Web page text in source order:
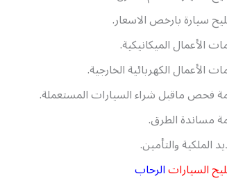
سيارة بارخص الاسعار.
الأعمال الميكانيكية.
الأعمال الكهربائية الخارجية.
فحص ماقبل شراء السيارات المستعملة.
مساندة الطرق.
الملكية والتأمين.
السياراتالرحاب